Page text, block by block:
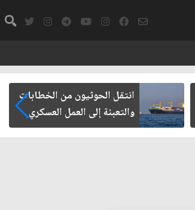
مأزق الزيدي مع الميليشيات